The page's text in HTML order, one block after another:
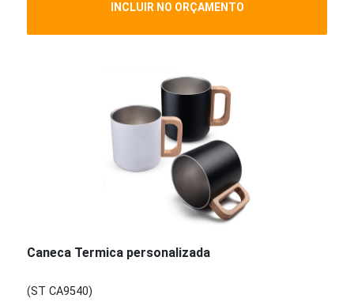
INCLUIR NO ORÇAMENTO
Caneca Termica personalizada
(ST CA9540)